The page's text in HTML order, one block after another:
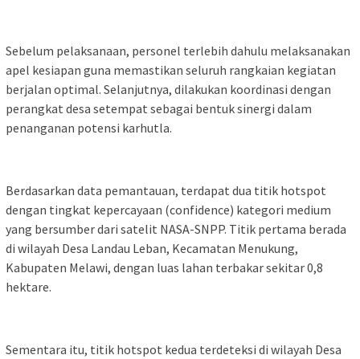
Sebelum pelaksanaan, personel terlebih dahulu melaksanakan
apel kesiapan guna memastikan seluruh rangkaian kegiatan
berjalan optimal. Selanjutnya, dilakukan koordinasi dengan
perangkat desa setempat sebagai bentuk sinergi dalam
penanganan potensi karhutla.
Berdasarkan data pemantauan, terdapat dua titik hotspot
dengan tingkat kepercayaan (confidence) kategori medium
yang bersumber dari satelit NASA-SNPP. Titik pertama berada
di wilayah Desa Landau Leban, Kecamatan Menukung,
Kabupaten Melawi, dengan luas lahan terbakar sekitar 0,8
hektare.
Sementara itu, titik hotspot kedua terdeteksi di wilayah Desa